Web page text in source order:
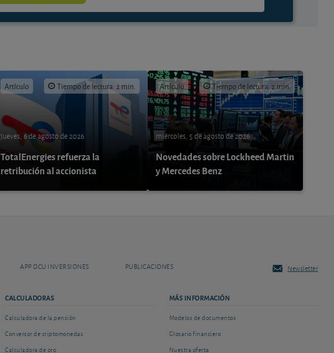
Artículo Tiempo de lectura: 2 min.
jueves, 6 de agosto de 2026
TotalEnergies refuerza la
retribución al accionista
Artículo Tiempo de lectura: 2 min.
miércoles, 5 de agosto de 2026
Novedades sobre Lockheed Martin
y Mercedes Benz
APP OCU INVERSIONES PUBLICACIONES Newsletter
CALCULADORAS
Calculadora de la pensión
Conversor de criptomonedas
Calculadora de oro
MÁS INFORMACIÓN
Modelos de documentos
Glosario financiero
Nuestra oferta